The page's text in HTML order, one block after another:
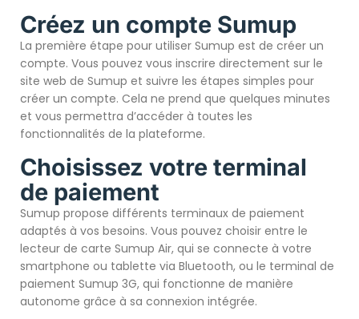
Créez un compte Sumup
La première étape pour utiliser Sumup est de créer un
compte. Vous pouvez vous inscrire directement sur le
site web de Sumup et suivre les étapes simples pour
créer un compte. Cela ne prend que quelques minutes
et vous permettra d’accéder à toutes les
fonctionnalités de la plateforme.
Choisissez votre terminal
de paiement
Sumup propose différents terminaux de paiement
adaptés à vos besoins. Vous pouvez choisir entre le
lecteur de carte Sumup Air, qui se connecte à votre
smartphone ou tablette via Bluetooth, ou le terminal de
paiement Sumup 3G, qui fonctionne de manière
autonome grâce à sa connexion intégrée.